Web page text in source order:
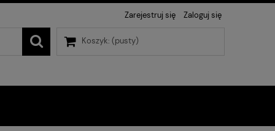
Zarejestruj się Zaloguj się
Koszyk: (pusty)